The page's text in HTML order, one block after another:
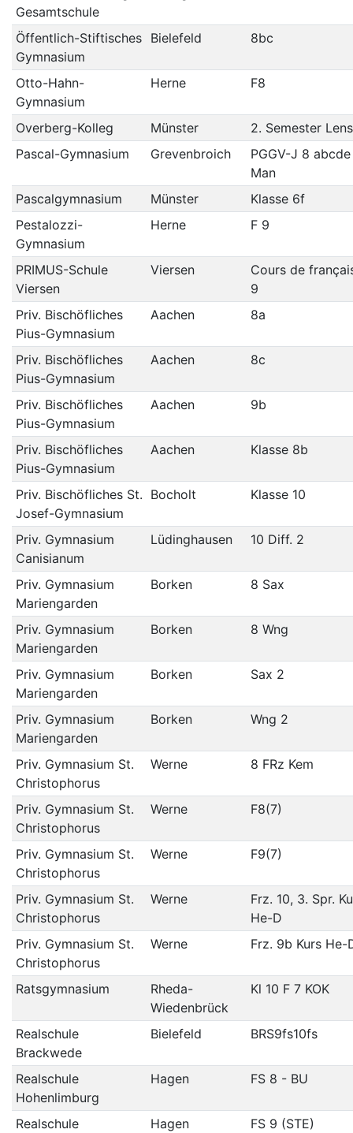
Gesamtschule
Öffentlich-Stiftisches
Gymnasium
Bielefeld 8bc
Otto-Hahn-
Gymnasium
Herne F8
Overberg-Kolleg Münster
2. Semester Lens
Pascal-Gymnasium
Grevenbroich
PGGV-J 8 abcde
Man
Pascalgymnasium
Münster
Klasse 6f
Pestalozzi-
Gymnasium
Herne F 9
PRIMUS-Schule
Viersen
Viersen
Cours de
9
Priv. Bischöfliches
Pius-Gymnasium
Aachen 8a
Priv. Bischöfliches
Pius-Gymnasium
Aachen 8c
Priv. Bischöfliches
Pius-Gymnasium
Aachen 9b
Priv. Bischöfliches
Pius-Gymnasium
Aachen Klasse 8b
Priv. Bischöfliches St.
Josef-Gymnasium
Bocholt Klasse 10
Priv. Gymnasium
Canisianum
Lüdinghausen 10 Diff. 2
Priv. Gymnasium
Mariengarden
Borken 8 Sax
Priv. Gymnasium
Mariengarden
Borken 8 Wng
Priv. Gymnasium
Mariengarden
Borken Sax 2
Priv. Gymnasium
Mariengarden
Borken Wng 2
Priv. Gymnasium St.
Christophorus
Werne 8 FRz Kem
Priv. Gymnasium St.
Christophorus
Werne F8(7)
Priv. Gymnasium St.
Christophorus
Werne F9(7)
Priv. Gymnasium St.
Christophorus
Werne
Frz. 10, 3. Spr.
He-D
Priv. Gymnasium St.
Christophorus
Werne Frz. 9b Kurs He-
Ratsgymnasium
Rheda-
Wiedenbrück
Kl 10 F 7 KOK
Realschule
Brackwede
Bielefeld BRS9fs10fs
Realschule
Hohenlimburg
Hagen FS 8 - BU
Realschule
Hagen FS 9 (STE)